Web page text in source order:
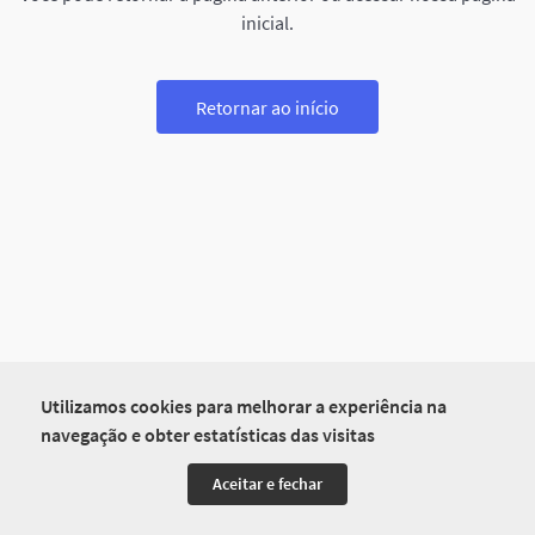
Utilizamos cookies para melhorar a experiência na
navegação e obter estatísticas das visitas
Aceitar e fechar
inicial.
Retornar ao início